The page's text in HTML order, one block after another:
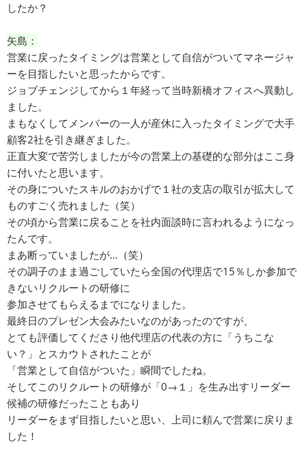
したか？
矢島：
営業に戻ったタイミングは営業として自信がついてマネージャ
ーを目指したいと思ったからです。
ジョブチェンジしてから１年経って当時新橋オフィスへ異動し
ました。
まもなくしてメンバーの一人が産休に入ったタイミングで大手
顧客2社を引き継ぎました。
正直大変で苦労しましたが今の営業上の基礎的な部分はここ身
に付いたと思います。
その身についたスキルのおかげで１社の支店の取引が拡大して
ものすごく売れました（笑）
その頃から営業に戻ることを社内面談時に言われるようになっ
たんです。
まあ断っていましたが…（笑）
その調子のまま過ごしていたら全国の代理店で15％しか参加で
きないリクルートの研修に
参加させてもらえるまでになりました。
最終日のプレゼン大会みたいなのがあったのですが、
とても評価してくださり他代理店の代表の方に「うちこな
い？」とスカウトされたことが
「営業として自信がついた」瞬間でしたね。
そしてこのリクルートの研修が「0→１」を生み出すリーダー
候補の研修だったこともあり
リーダーをまず目指したいと思い、上司に頼んで営業に戻りま
した！